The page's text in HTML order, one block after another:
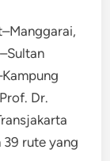
Dr.
rute yang